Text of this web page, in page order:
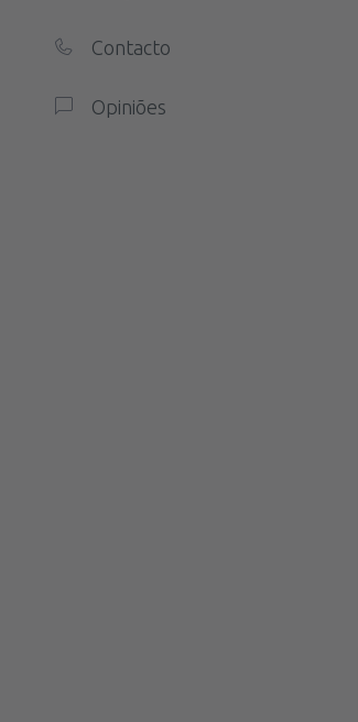
Contacto
Opiniões